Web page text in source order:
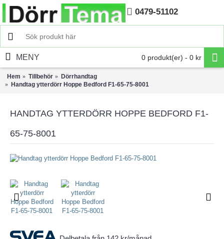
Hem 0479-51102
0 produkt(er) - 0 kr
MENY
Hem Tillbehör
Dörrhandtag
Handtag ytterdörr Hoppe Bedford F1-65-75-8001
HANDTAG YTTERDÖRR HOPPE BEDFORD F1-
65-75-8001